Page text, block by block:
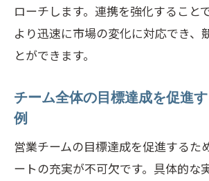
ローチします。連携を強化すること
より迅速に市場の変化に対応でき、
とができます。
チーム全体の目標達成を促進
例
営業チームの目標達成を促進するた
ートの充実が不可欠です。具体的な